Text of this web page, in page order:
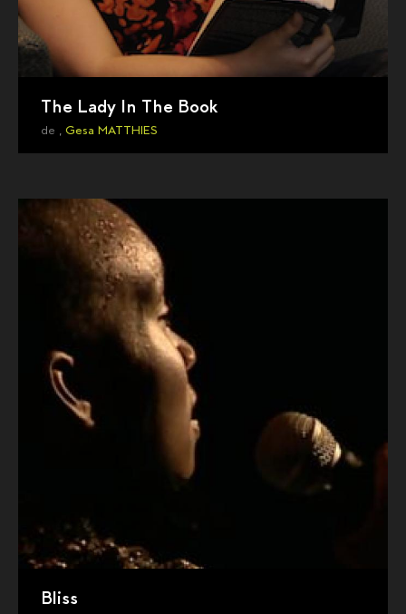
The Lady In The Book
de , Gesa MATTHIES
Bliss